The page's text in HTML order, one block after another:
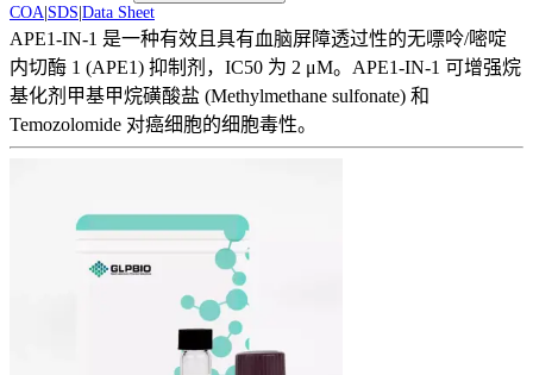
COA SDS Data Sheet
APE1-IN-1 是一种有效且具有血脑屏障透过性的无嘌呤/嘧啶
内切酶 1 (APE1) 抑制剂，IC50 为 2 μM。APE1-IN-1 可增强烷
基化剂甲基甲烷磺酸盐 (Methylmethane sulfonate) 和
Temozolomide 对癌细胞的细胞毒性。